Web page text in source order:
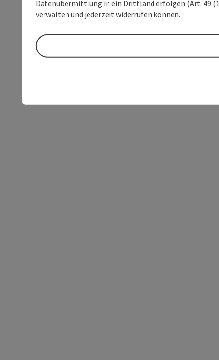
Datenübermittlung in ein Drittland erfolgen (Art. 49
verwalten und jederzeit widerrufen können.